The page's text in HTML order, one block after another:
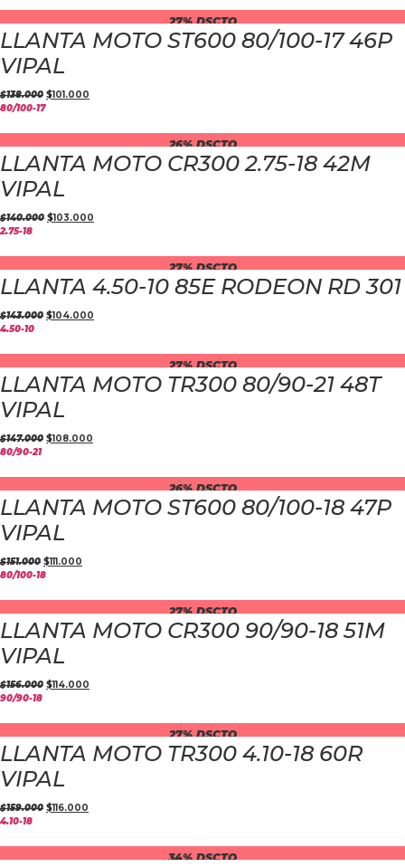
27% DSCTO
LLANTA MOTO ST600 80/100-17 46P
VIPAL
$138.000 $101.000
80/100-17
26% DSCTO
LLANTA MOTO CR300 2.75-18 42M
VIPAL
$140.000 $103.000
2.75-18
27% DSCTO
LLANTA 4.50-10 85E RODEON RD 301
$143.000 $104.000
4.50-10
27% DSCTO
LLANTA MOTO TR300 80/90-21 48T
VIPAL
$147.000 $108.000
80/90-21
26% DSCTO
LLANTA MOTO ST600 80/100-18 47P
VIPAL
$151.000 $111.000
80/100-18
27% DSCTO
LLANTA MOTO CR300 90/90-18 51M
VIPAL
$156.000 $114.000
90/90-18
27% DSCTO
LLANTA MOTO TR300 4.10-18 60R
VIPAL
$159.000 $116.000
4.10-18
34% DSCTO